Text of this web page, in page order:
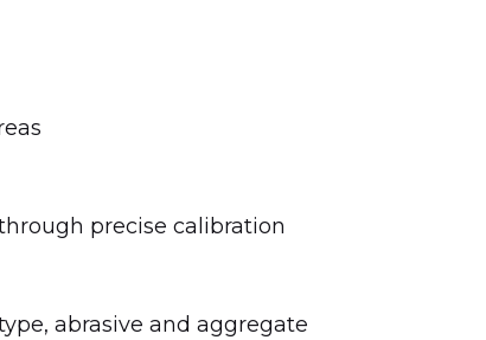
precise calibration
abrasive and aggregate